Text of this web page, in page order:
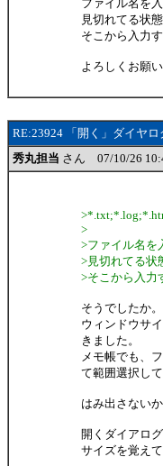
ファイル名を
見切れてる状態
そこから入力
よろしくお願い
RE:23924 「開く」ダイヤロ
秀丸担当 さん 07/10/26
>
>ファイル名を
>見切れてる状
>そこから入力
そうでしたか。
ウィンドウサ
きました。
メモ帳でも、
て範囲選択し
はみ出さない
開くダイアロ
サイズを覚え